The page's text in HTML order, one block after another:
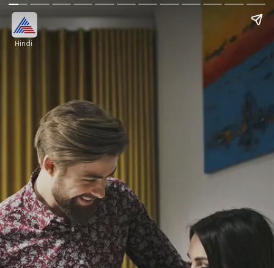
Hindi